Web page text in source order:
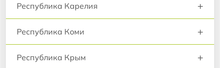
Республика Карелия +
Республика Коми +
Республика Крым +